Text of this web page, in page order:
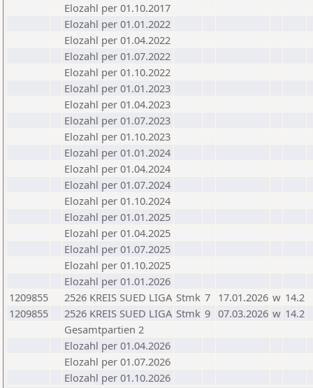
Elozahl per 01.10.2017
Elozahl per 01.01.2022
Elozahl per 01.04.2022
Elozahl per 01.07.2022
Elozahl per 01.10.2022
Elozahl per 01.01.2023
Elozahl per 01.04.2023
Elozahl per 01.07.2023
Elozahl per 01.10.2023
Elozahl per 01.01.2024
Elozahl per 01.04.2024
Elozahl per 01.07.2024
Elozahl per 01.10.2024
Elozahl per 01.01.2025
Elozahl per 01.04.2025
Elozahl per 01.07.2025
Elozahl per 01.10.2025
Elozahl per 01.01.2026
1209855
2526 KREIS SUED LIGA Stmk 7 17.01.2026 w 14.2
1209855
2526 KREIS SUED LIGA Stmk 9 07.03.2026 w 14.2
Gesamtpartien 2
Elozahl per 01.04.2026
Elozahl per 01.07.2026
Elozahl per 01.10.2026